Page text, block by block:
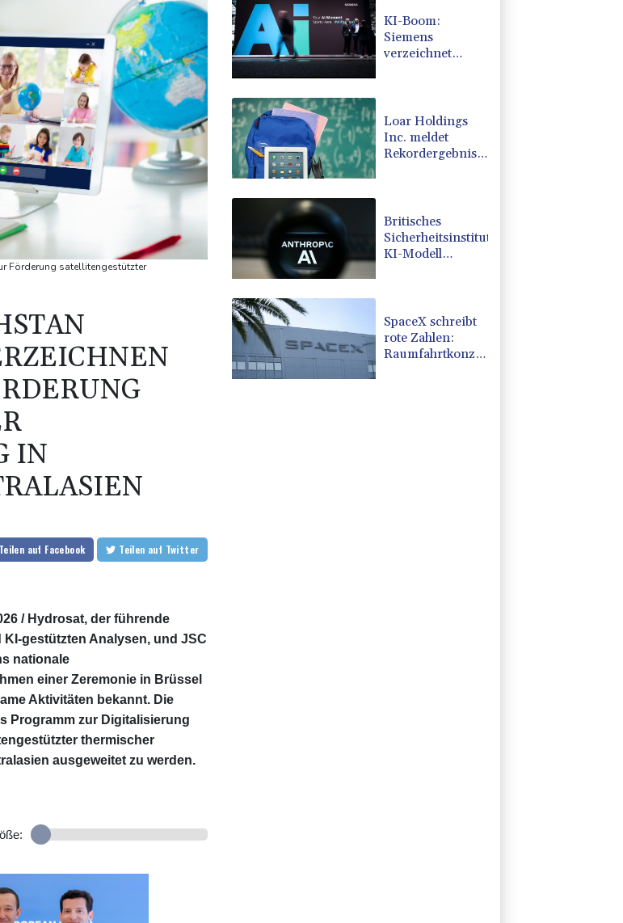
Förderung satellitengestützter
IN
Teilen auf Facebook Teilen auf Twitter
/ Hydrosat, der führende
gestützten Analysen, und JSC
nationale
einer Zeremonie in Brüssel
Aktivitäten bekannt. Die
Programm zur Digitalisierung
thermischer
ausgeweitet zu werden.
KI-Boom:
Siemens
verzeichnet
Gewinnzuwachs
Loar Holdings
Inc. meldet
Rekordergebnisse
Aufwärtskorrektur
des Ausblicks für
2026
Britisches
Sicherheitsinstitut:
KI-Modell
SpaceX schreibt
rote Zahlen:
Raumfahrtkonzern